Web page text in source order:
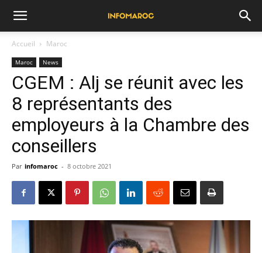
Accueil Maroc
Maroc News
CGEM : Alj se réunit avec les
8 représentants des
employeurs à la Chambre des
conseillers
Par infomaroc - 8 octobre 2021